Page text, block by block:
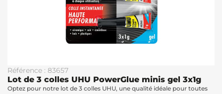
Référence : 83657
Lot de 3 colles UHU PowerGlue minis gel 3x1g
Optez pour notre lot de 3 colles UHU, une qualité idéale pour toutes